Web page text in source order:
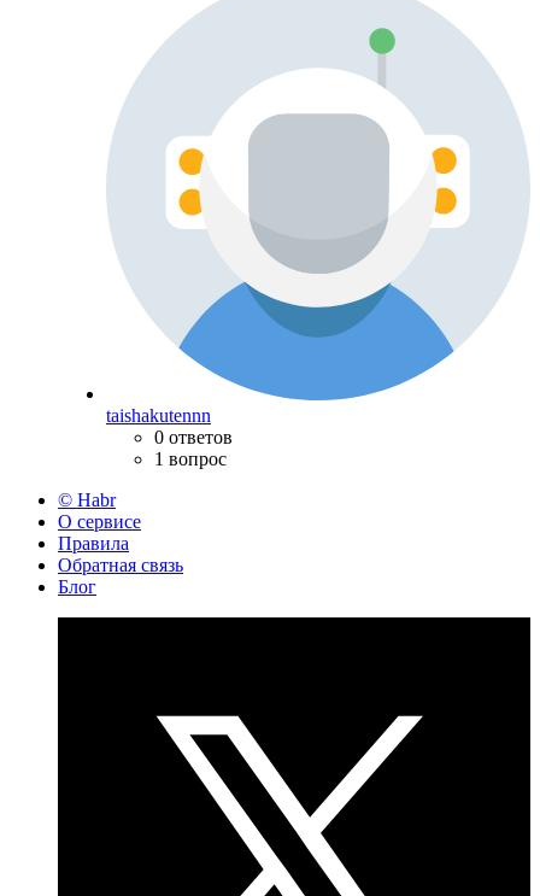
taishakutennn
0 ответов
1 вопрос
© Habr
О сервисе
Правила
Обратная связь
Блог